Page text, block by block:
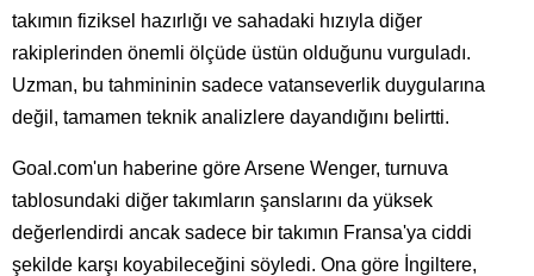
takımın fiziksel hazırlığı ve sahadaki hızıyla diğer
rakiplerinden önemli ölçüde üstün olduğunu vurguladı.
Uzman, bu tahmininin sadece vatanseverlik duygularına
değil, tamamen teknik analizlere dayandığını belirtti.
Goal.com'un haberine göre Arsene Wenger, turnuva
tablosundaki diğer takımların şanslarını da yüksek
değerlendirdi ancak sadece bir takımın Fransa'ya ciddi
şekilde karşı koyabileceğini söyledi. Ona göre İngiltere,